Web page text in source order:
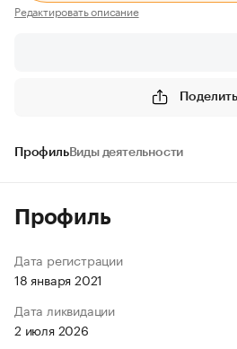
Редактировать описание
ПрофильВиды деятельности
Профиль
Дата регистрации
18 января 2021
Дата ликвидации
2 июля 2026